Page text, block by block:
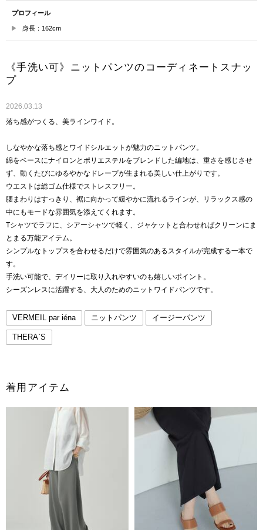
プロフィール
身長：162cm
《手洗い可》ニットパンツのコーディネートスナッ
プ
2026.03.13
落ち感がつくる、美ラインワイド。
しなやかな落ち感とワイドシルエットが魅力のニットパンツ。
綿をベースにナイロンとポリエステルをブレンドした編地は、重さを感じさせ
ず、動くたびにゆるやかなドレープが生まれる美しい仕上がりです。
ウエストは総ゴム仕様でストレスフリー。
腰まわりはすっきり、裾に向かって緩やかに流れるラインが、リラックス感の
中にもモードな雰囲気を添えてくれます。
Tシャツでラフに、シアーシャツで軽く、ジャケットと合わせればクリーンにま
とまる万能アイテム。
シンプルなトップスを合わせるだけで雰囲気のあるスタイルが完成する一本で
す。
手洗い可能で、デイリーに取り入れやすいのも嬉しいポイント。
シーズンレスに活躍する、大人のためのニットワイドパンツです。
VERMEIL par iéna ニットパンツ イージーパンツ
THERA`S
着用アイテム